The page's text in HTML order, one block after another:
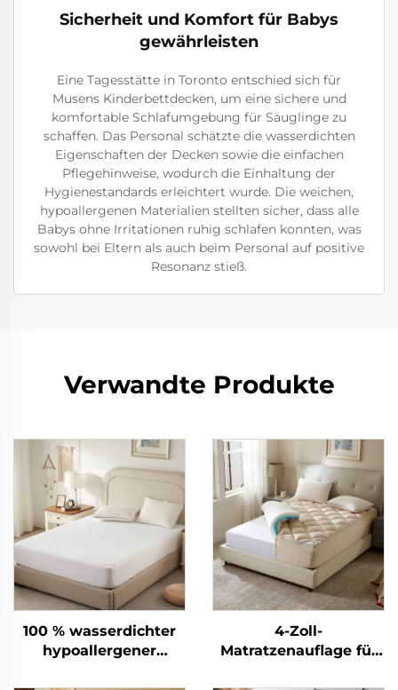
Sicherheit und Komfort für Babys
gewährleisten
Eine Tagesstätte in Toronto entschied sich für
Musens Kinderbettdecken, um eine sichere und
komfortable Schlafumgebung für Säuglinge zu
schaffen. Das Personal schätzte die wasserdichten
Eigenschaften der Decken sowie die einfachen
Pflegehinweise, wodurch die Einhaltung der
Hygienestandards erleichtert wurde. Die weichen,
hypoallergenen Materialien stellten sicher, dass alle
Babys ohne Irritationen ruhig schlafen konnten, was
sowohl bei Eltern als auch beim Personal auf positive
Resonanz stieß.
Verwandte Produkte
100 % wasserdichter
hypoallergener
4-Zoll-
Matratzenauflage für